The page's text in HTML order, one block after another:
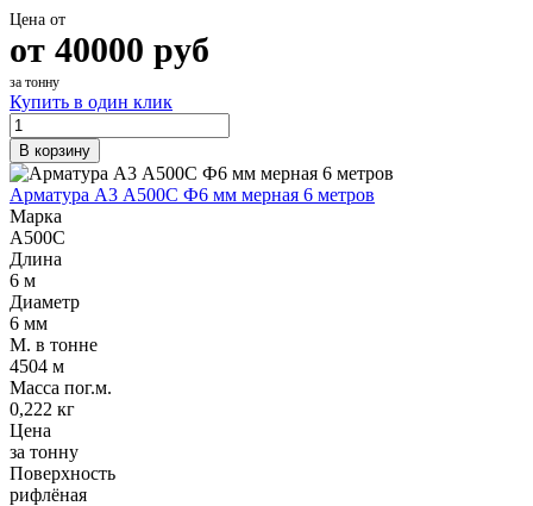
Цена от
от 40000 руб
за тонну
Купить в один клик
В корзину
Арматура А3 А500С Ф6 мм мерная 6 метров
Марка
А500С
Длина
6 м
Диаметр
6 мм
М. в тонне
4504 м
Масса пог.м.
0,222 кг
Цена
за тонну
Поверхность
рифлёная